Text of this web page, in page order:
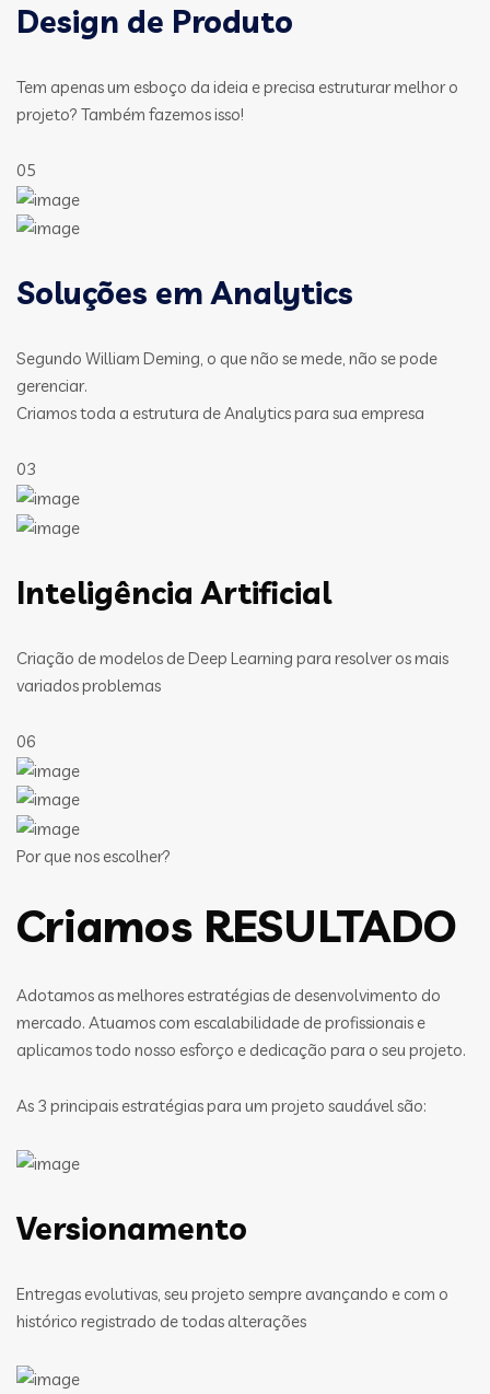
Design de Produto
Tem apenas um esboço da ideia e precisa estruturar melhor o
projeto? Também fazemos isso!
05
Soluções em Analytics
Segundo William Deming, o que não se mede, não se pode
gerenciar.
Criamos toda a estrutura de Analytics para sua empresa
03
Inteligência Artificial
Criação de modelos de Deep Learning para resolver os mais
variados problemas
06
Por que nos escolher?
Criamos RESULTADO
Adotamos as melhores estratégias de desenvolvimento do
mercado. Atuamos com escalabilidade de profissionais e
aplicamos todo nosso esforço e dedicação para o seu projeto.
As 3 principais estratégias para um projeto saudável são:
Versionamento
Entregas evolutivas, seu projeto sempre avançando e com o
histórico registrado de todas alterações